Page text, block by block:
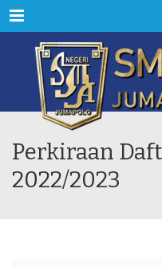
Menu
Perkiraan
2022/2023